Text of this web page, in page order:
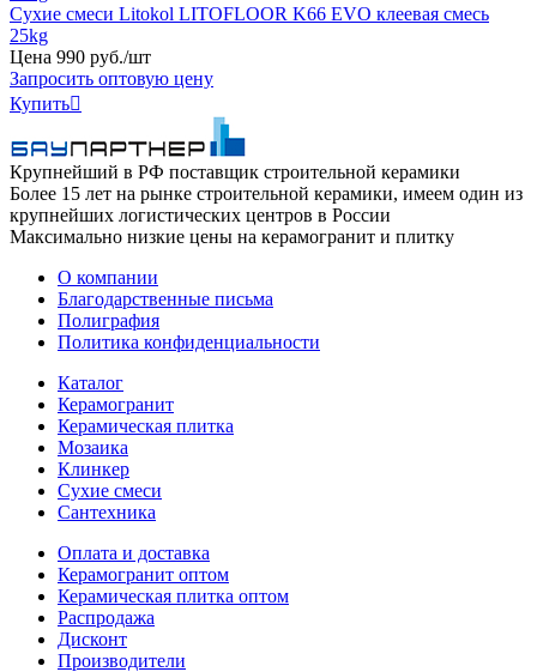
Сухие смеси Litokol LITOFLOOR K66 EVO клеевая смесь
25kg
Цена 990 руб./шт
Запросить оптовую цену
Купить
Крупнейший в РФ поставщик строительной керамики
Более 15 лет на рынке строительной керамики, имеем один из
крупнейших логистических центров в России
Максимально низкие цены на керамогранит и плитку
О компании
Благодарственные письма
Полиграфия
Политика конфиденциальности
Каталог
Керамогранит
Керамическая плитка
Мозаика
Клинкер
Сухие смеси
Сантехника
Оплата и доставка
Керамогранит оптом
Керамическая плитка оптом
Распродажа
Дисконт
Производители